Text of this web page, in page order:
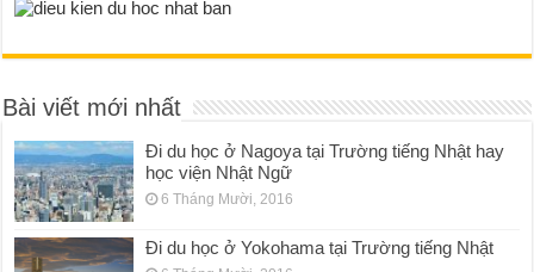
Bài viết mới nhất
Đi du học ở Nagoya tại Trường tiếng Nhật hay
học viện Nhật Ngữ
6 Tháng Mười, 2016
Đi du học ở Yokohama tại Trường tiếng Nhật